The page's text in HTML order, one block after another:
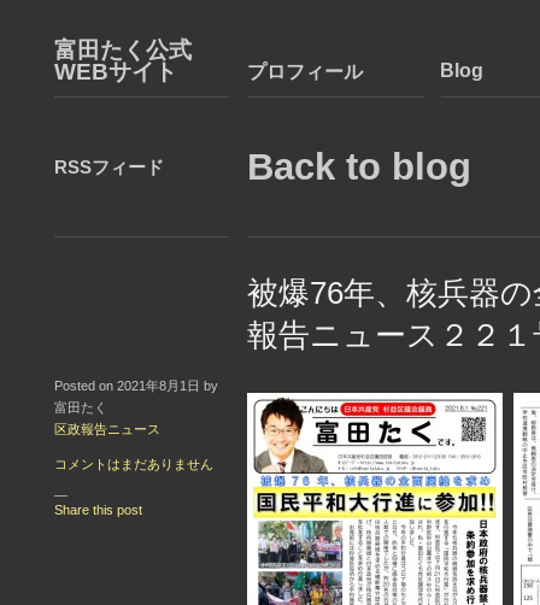
富田たく公式
WEBサイト
プロフィール Blog
RSSフィード Back to blog
被爆76年、核兵器
報告ニュース２２１
Posted on 2021年8月1日 by
富田たく
区政報告ニュース
コメントはまだありません
—
Share this post